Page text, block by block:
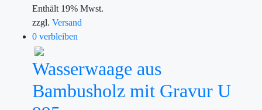
Enthält 19% Mwst.
zzgl. Versand
0 verbleiben
Wasserwaage aus
Bambusholz mit Gravur U